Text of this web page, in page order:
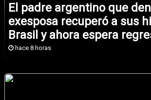
El padre argentino que
exesposa recuperó a sus
Brasil y ahora espera
Argentina con ellos
hace 8 horas